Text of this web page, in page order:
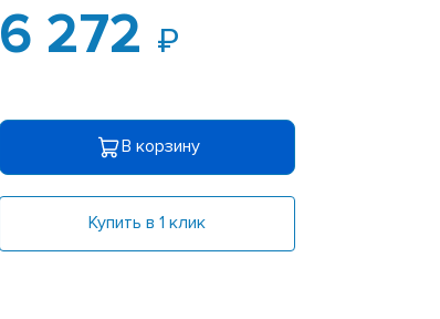
6 272
В корзину
Купить в 1 клик